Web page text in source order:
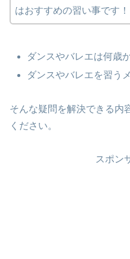
はおすすめの習い事です！
ダンスやバレエは何歳
ダンスやバレエを習う
そんな疑問を解決できる内
ください。
スポン